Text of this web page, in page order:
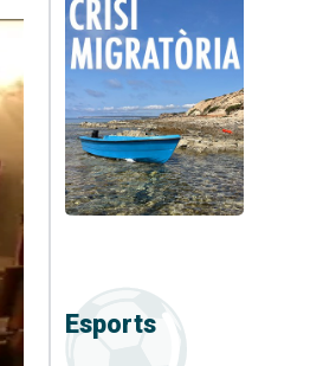
Esports